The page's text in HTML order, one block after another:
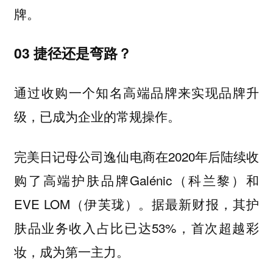
牌。
03 捷径还是弯路？
通过收购一个知名高端品牌来实现品牌升
级，已成为企业的常规操作。
完美日记母公司逸仙电商在2020年后陆续收
购了高端护肤品牌Galénic（科兰黎）和
EVE LOM（伊芙珑）。据最新财报，其护
肤品业务收入占比已达53%，首次超越彩
妆，成为第一主力。